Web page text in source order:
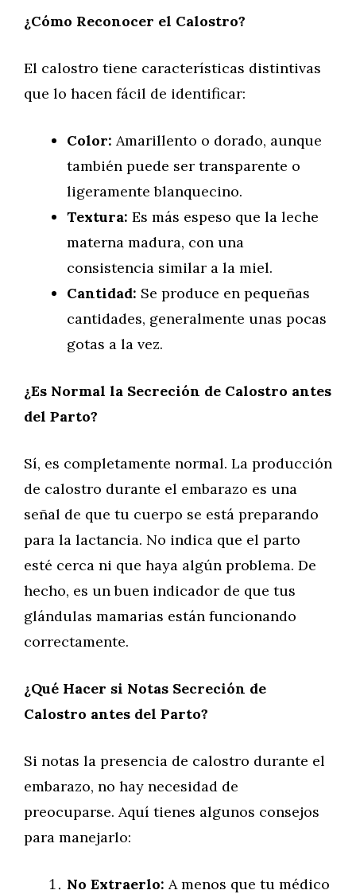
¿Cómo Reconocer el Calostro?
El calostro tiene características distintivas
que lo hacen fácil de identificar:
Color: Amarillento o dorado, aunque
también puede ser transparente o
ligeramente blanquecino.
Textura: Es más espeso que la leche
materna madura, con una
consistencia similar a la miel.
Cantidad: Se produce en pequeñas
cantidades, generalmente unas pocas
gotas a la vez.
¿Es Normal la Secreción de Calostro antes
del Parto?
Sí, es completamente normal. La producción
de calostro durante el embarazo es una
señal de que tu cuerpo se está preparando
para la lactancia. No indica que el parto
esté cerca ni que haya algún problema. De
hecho, es un buen indicador de que tus
glándulas mamarias están funcionando
correctamente.
¿Qué Hacer si Notas Secreción de
Calostro antes del Parto?
Si notas la presencia de calostro durante el
embarazo, no hay necesidad de
preocuparse. Aquí tienes algunos consejos
para manejarlo:
No Extraerlo: A menos que tu médico